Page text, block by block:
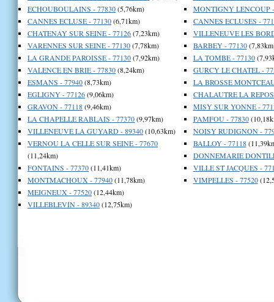
ECHOUBOULAINS - 77830(5,76km)
CANNES ECLUSE - 77130(6,71km)
CHATENAY SUR SEINE - 77126(7,23km)
VARENNES SUR SEINE - 77130(7,78km)
LA GRANDE PAROISSE - 77130(7,92km)
VALENCE EN BRIE - 77830(8,24km)
ESMANS - 77940(8,73km)
EGLIGNY - 77126(9,06km)
GRAVON - 77118(9,46km)
LA CHAPELLE RABLAIS - 77370(9,97km)
VILLENEUVE LA GUYARD - 89340(10,63km)
VERNOU LA CELLE SUR SEINE - 77670
(11,24km)
FONTAINS - 77370(11,41km)
MONTMACHOUX - 77940(11,78km)
MEIGNEUX - 77520(12,44km)
VILLEBLEVIN - 89340(12,75km)
MONTIGNY LENCOUP
CANNES ECLUSES -
VILLENEUVE LES
BARBEY - 77130
LA TOMBE - 77130
GURCY LE CHATEL -
LA BROSSE
CHALAUTRE LA
MISY SUR YONNE -
PAMFOU - 77830
NOISY RUDIGNON -
BALLOY - 77118
DONNEMARIE
VILLE ST JACQUES -
VIMPELLES - 77520